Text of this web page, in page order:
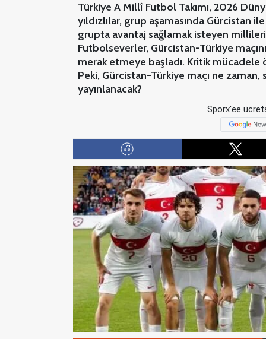
Türkiye A Millî Futbol Takımı, 2026
yıldızlılar, grup aşamasında Gürcistan
grupta avantaj sağlamak isteyen
Futbolseverler, Gürcistan-Türkiye
merak etmeye başladı. Kritik mücadele
Peki, Gürcistan-Türkiye maçı ne
yayınlanacak?
Sporx'ee